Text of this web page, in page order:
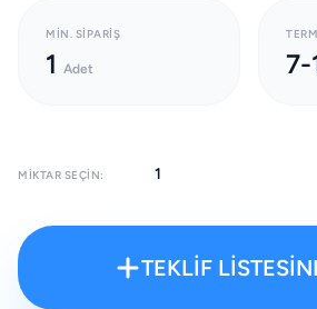
MIN. SIPARIŞ
1 Adet 7-
MIKTAR SEÇIN:
TEKLİF